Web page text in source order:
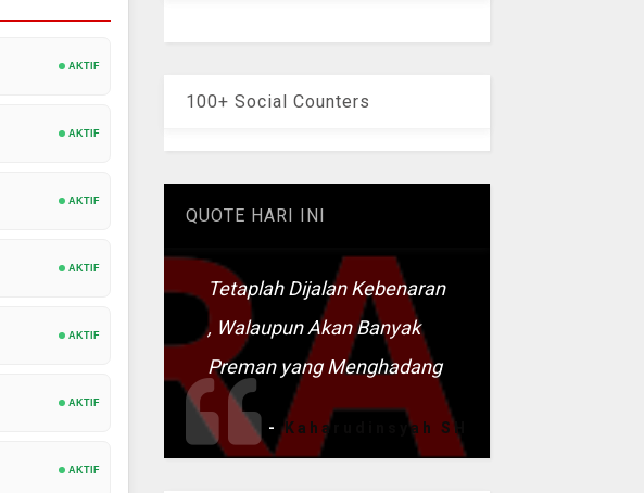
AKTIF
AKTIF
AKTIF
AKTIF
AKTIF
AKTIF
AKTIF
100+ Social Counters
QUOTE HARI INI
Tetaplah Dijalan Kebenaran
, Walaupun Akan Banyak
Preman yang Menghadang
-Kaharudinsyah SH